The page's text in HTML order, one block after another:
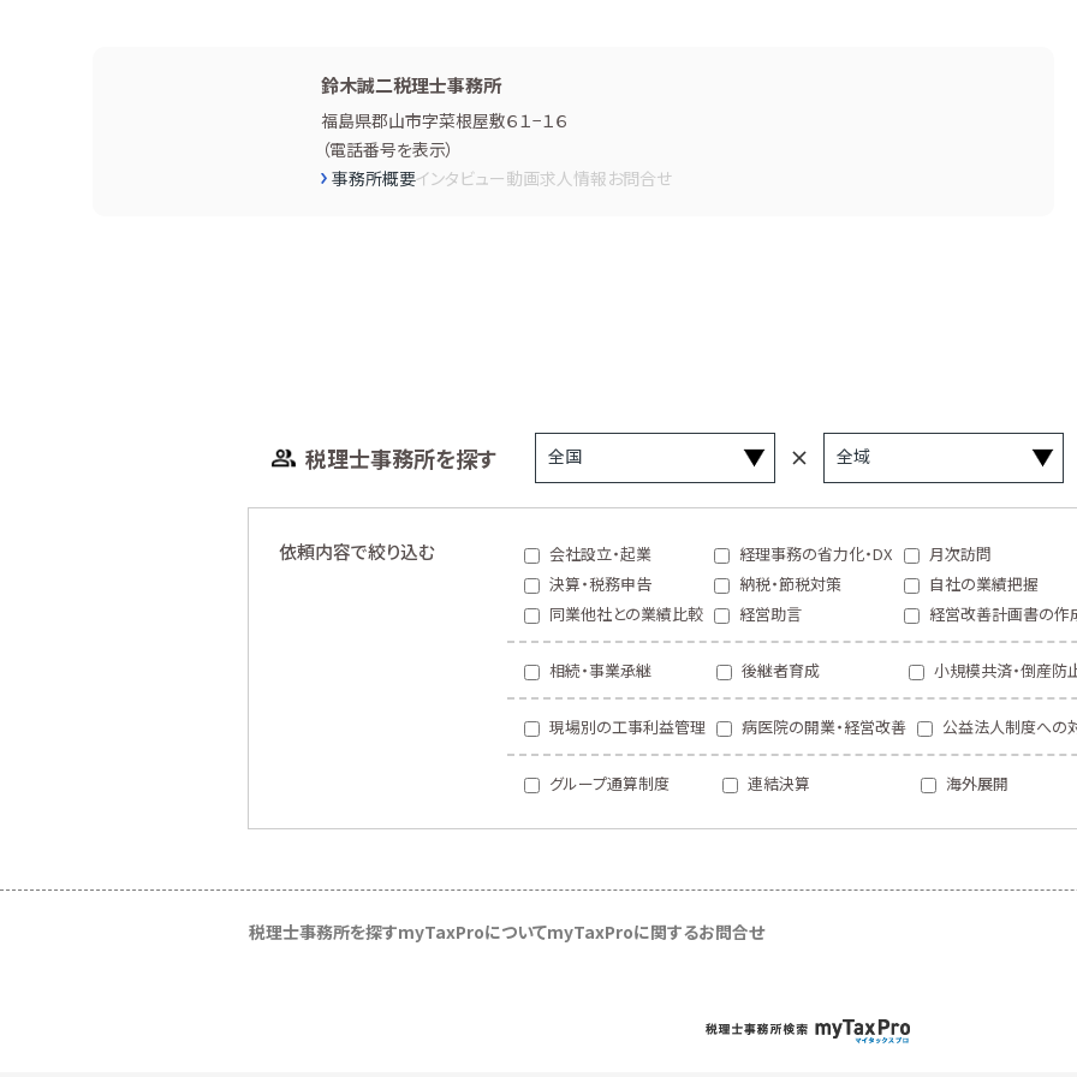
鈴木誠二税理士事務所
福島県郡山市字菜根屋敷６１−１６
（電話番号を表示）
事務所概要インタビュー動画求人情報お問合せ
税理士事務所を探す
依頼内容で絞り込む 会社設立・起業 経理事務の省力化・DX
月次訪問
決算・税務申告
納税・節税対策
自社の業績把握
同業他社との業績比較
経営助言 経営改善計画書の作
相続・事業承継 後継者育成 小規模共済・倒産防
現場別の工事利益管理 病医院の開業・経営改善 公益法人制度への
グループ通算制度 連結決算 海外展開
税理士事務所を探すmyTaxProについてmyTaxProに関するお問合せ